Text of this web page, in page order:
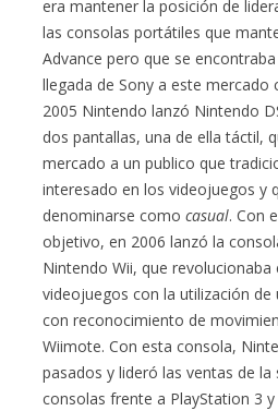
era mantener la posición de
las consolas portátiles que
Advance pero que se
llegada de Sony a este mercado
2005 Nintendo lanzó Nintendo
dos pantallas, una de ella táctil,
mercado a un publico que
interesado en los videojuegos y
denominarse comocasual. Con
objetivo, en 2006 lanzó la
Nintendo Wii, que revolucionaba
videojuegos con la utilización
con reconocimiento de
Wiimote. Con esta consola,
pasados y lideró las ventas de
consolas frente a PlayStation 3 y